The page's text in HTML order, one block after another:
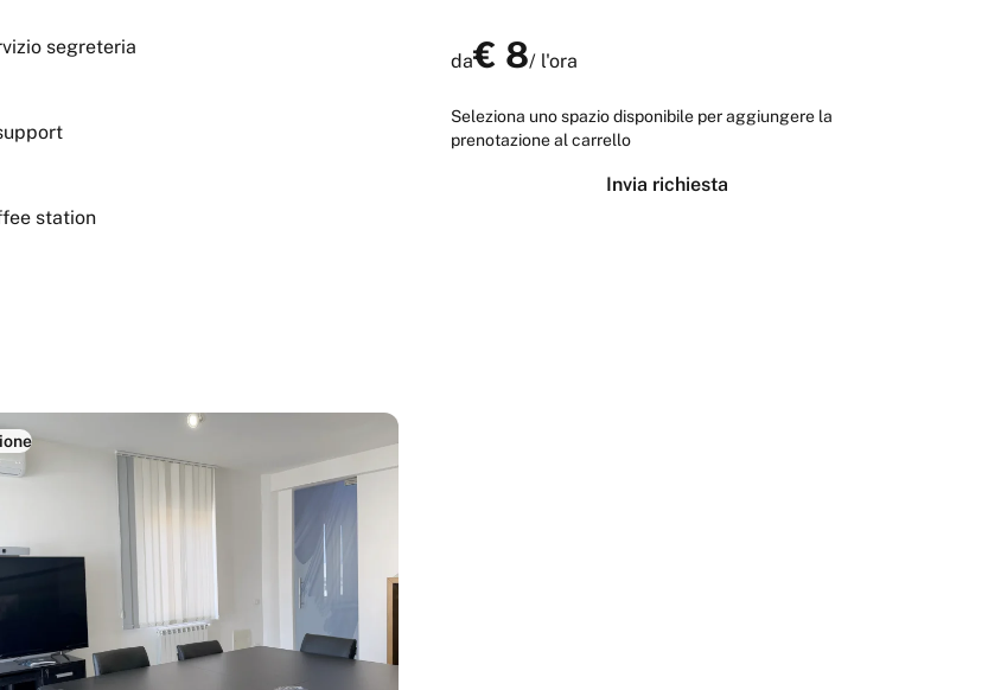
all’innovazione.
segreteria
station
da€ 8/ l'ora
Seleziona uno spazio disponibile per aggiungere la
prenotazione al carrello
Invia richiesta